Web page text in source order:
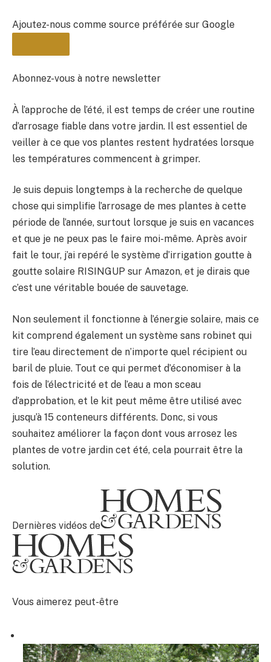
Ajoutez-nous comme source préférée sur Google
BULLETIN
Abonnez-vous à notre newsletter
À l’approche de l’été, il est temps de créer une routine
d’arrosage fiable dans votre jardin. Il est essentiel de
veiller à ce que vos plantes restent hydratées lorsque
les températures commencent à grimper.
Je suis depuis longtemps à la recherche de quelque
chose qui simplifie l’arrosage de mes plantes à cette
période de l’année, surtout lorsque je suis en vacances
et que je ne peux pas le faire moi-même. Après avoir
fait le tour, j’ai repéré le système d’irrigation goutte à
goutte solaire RISINGUP sur Amazon, et je dirais que
c’est une véritable bouée de sauvetage.
Non seulement il fonctionne à l’énergie solaire, mais ce
kit comprend également un système sans robinet qui
tire l’eau directement de n’importe quel récipient ou
baril de pluie. Tout ce qui permet d’économiser à la
fois de l’électricité et de l’eau a mon sceau
d’approbation, et le kit peut même être utilisé avec
jusqu’à 15 conteneurs différents. Donc, si vous
souhaitez améliorer la façon dont vous arrosez les
plantes de votre jardin cet été, cela pourrait être la
solution.
Dernières vidéos de
Vous aimerez peut-être